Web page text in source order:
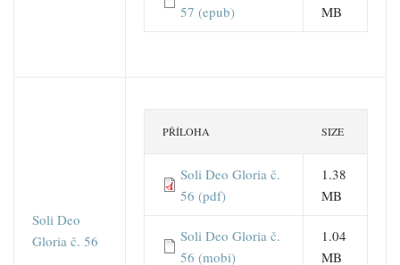
57 (epub)
MB
Soli Deo
Gloria č. 56
PŘÍLOHA SIZE
Soli Deo Gloria č.
56 (pdf)
1.38
MB
Soli Deo Gloria č.
56 (mobi)
1.04
MB